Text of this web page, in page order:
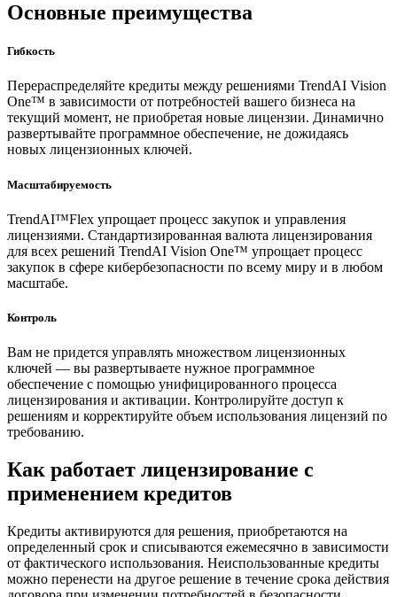
Основные преимущества
Гибкость
Перераспределяйте кредиты между решениями TrendAI Vision
One™ в зависимости от потребностей вашего бизнеса на
текущий момент, не приобретая новые лицензии. Динамично
развертывайте программное обеспечение, не дожидаясь
новых лицензионных ключей.
Масштабируемость
TrendAI™Flex упрощает процесс закупок и управления
лицензиями. Стандартизированная валюта лицензирования
для всех решений TrendAI Vision One™ упрощает процесс
закупок в сфере кибербезопасности по всему миру и в любом
масштабе.
Контроль
Вам не придется управлять множеством лицензионных
ключей — вы развертываете нужное программное
обеспечение с помощью унифицированного процесса
лицензирования и активации. Контролируйте доступ к
решениям и корректируйте объем использования лицензий по
требованию.
Как работает лицензирование с
применением кредитов
Кредиты активируются для решения, приобретаются на
определенный срок и списываются ежемесячно в зависимости
от фактического использования. Неиспользованные кредиты
можно перенести на другое решение в течение срока действия